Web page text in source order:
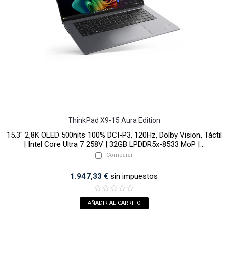
ThinkPad X9-15 Aura Edition
15.3" 2,8K OLED 500nits 100% DCI-P3, 120Hz, Dolby Vision, Táctil
| Intel Core Ultra 7 258V | 32GB LPDDR5x-8533 MoP |...
Comparar
1.947,33 € sin impuestos
AÑADIR AL CARRITO